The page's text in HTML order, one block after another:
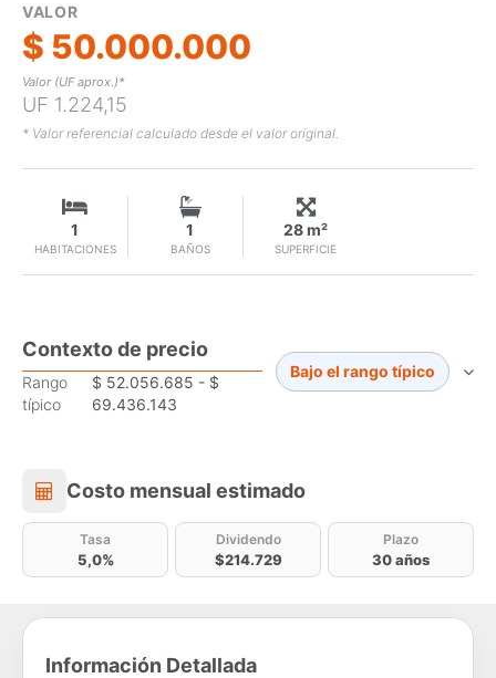
VALOR
$ 50.000.000
Valor (UF aprox.)*
UF 1.224,15
* Valor referencial calculado desde el valor original.
HABITACIONES
1
BAÑOS
1
SUPERFICIE
28 m²
Contexto de precio
Rango
típico
$ 52.056.685 - $
69.436.143
Bajo el rango típico
Costo mensual estimado
Costo mensual estimado
Tasa
5,0%
Dividendo
$214.729
Plazo
30 años
Información Detallada